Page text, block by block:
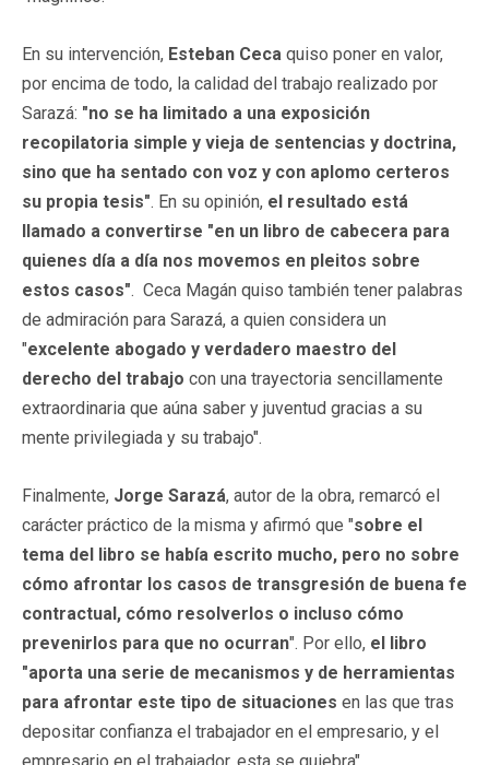
En su intervención, Esteban Ceca quiso poner en valor,
por encima de todo, la calidad del trabajo realizado por
Sarazá: "no se ha limitado a una exposición
recopilatoria simple y vieja de sentencias y doctrina,
sino que ha sentado con voz y con aplomo certeros
su propia tesis". En su opinión, el resultado está
llamado a convertirse "en un libro de cabecera para
quienes día a día nos movemos en pleitos sobre
estos casos". Ceca Magán quiso también tener palabras
de admiración para Sarazá, a quien considera un
"excelente abogado y verdadero maestro del
derecho del trabajo con una trayectoria sencillamente
extraordinaria que aúna saber y juventud gracias a su
mente privilegiada y su trabajo".
Finalmente, Jorge Sarazá, autor de la obra, remarcó el
carácter práctico de la misma y afirmó que "sobre el
tema del libro se había escrito mucho, pero no sobre
cómo afrontar los casos de transgresión de buena fe
contractual, cómo resolverlos o incluso cómo
prevenirlos para que no ocurran". Por ello, el libro
"aporta una serie de mecanismos y de herramientas
para afrontar este tipo de situaciones en las que tras
depositar confianza el trabajador en el empresario, y el